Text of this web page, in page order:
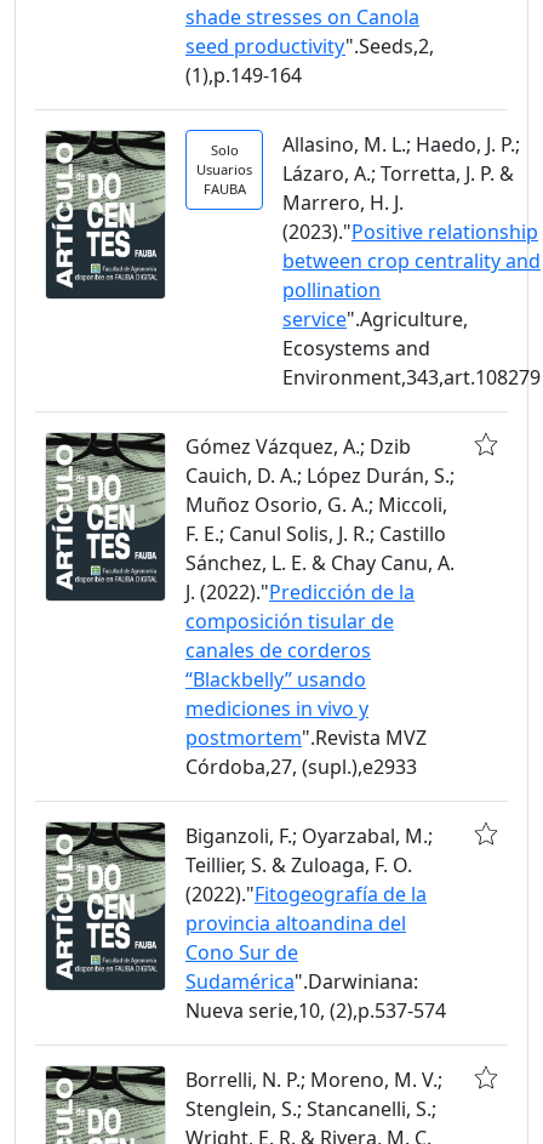
shade stresses on Canola
seed productivity".Seeds,2,
(1),p.149-164
Solo
Usuarios
FAUBA
Allasino, M. L.; Haedo, J. P.;
Lázaro, A.; Torretta, J. P. &
Marrero, H. J.
(2023)."Positive relationship
between crop centrality and
pollination
service".Agriculture,
Ecosystems and
Environment,343,art.108279
Gómez Vázquez, A.; Dzib
Cauich, D. A.; López Durán, S.;
Muñoz Osorio, G. A.; Miccoli,
F. E.; Canul Solis, J. R.; Castillo
Sánchez, L. E. & Chay Canu, A.
J. (2022)."Predicción de la
composición tisular de
canales de corderos
“Blackbelly” usando
mediciones in vivo y
postmortem".Revista MVZ
Córdoba,27, (supl.),e2933
Biganzoli, F.; Oyarzabal, M.;
Teillier, S. & Zuloaga, F. O.
(2022)."Fitogeografía de la
provincia altoandina del
Cono Sur de
Sudamérica".Darwiniana:
Nueva serie,10, (2),p.537-574
Borrelli, N. P.; Moreno, M. V.;
Stenglein, S.; Stancanelli, S.;
Wright, E. R. & Rivera, M. C.